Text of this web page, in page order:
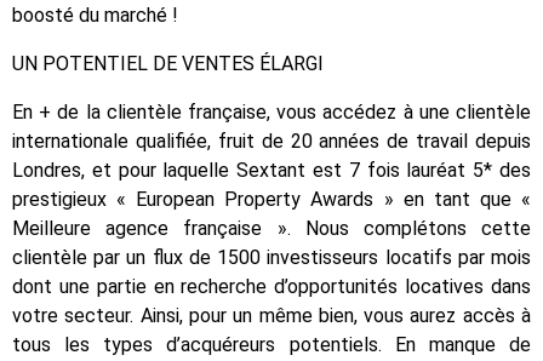
boosté du marché !
UN POTENTIEL DE VENTES ÉLARGI
En + de la clientèle française, vous accédez à une clientèle
internationale qualifiée, fruit de 20 années de travail depuis
Londres, et pour laquelle Sextant est 7 fois lauréat 5* des
prestigieux « European Property Awards » en tant que «
Meilleure agence française ». Nous complétons cette
clientèle par un flux de 1500 investisseurs locatifs par mois
dont une partie en recherche d’opportunités locatives dans
votre secteur. Ainsi, pour un même bien, vous aurez accès à
tous les types d’acquéreurs potentiels. En manque de